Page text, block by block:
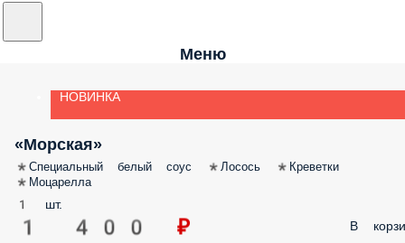
Меню
НОВИНКА
«Морская»
*Специальный белый соус *Лосось *Креветки *Моцарелла
1 шт.
1 400 ₽